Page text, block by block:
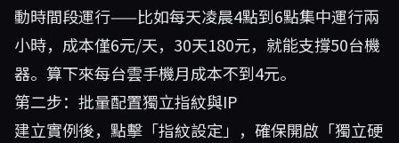
動時間段運行——比如每天凌晨4點到6點集中運行兩
小時，成本僅6元/天，30天180元，就能支撐50台機
器。算下來每台雲手機月成本不到4元。
第二步：批量配置獨立指紋與IP
建立實例後，點擊「指紋設定」，確保開啟「獨立硬